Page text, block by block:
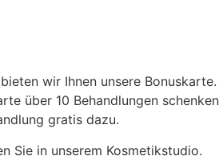
wir Ihnen unsere Bonuskarte.
über 10 Behandlungen schenken
gratis dazu.
Sie in unserem Kosmetikstudio.